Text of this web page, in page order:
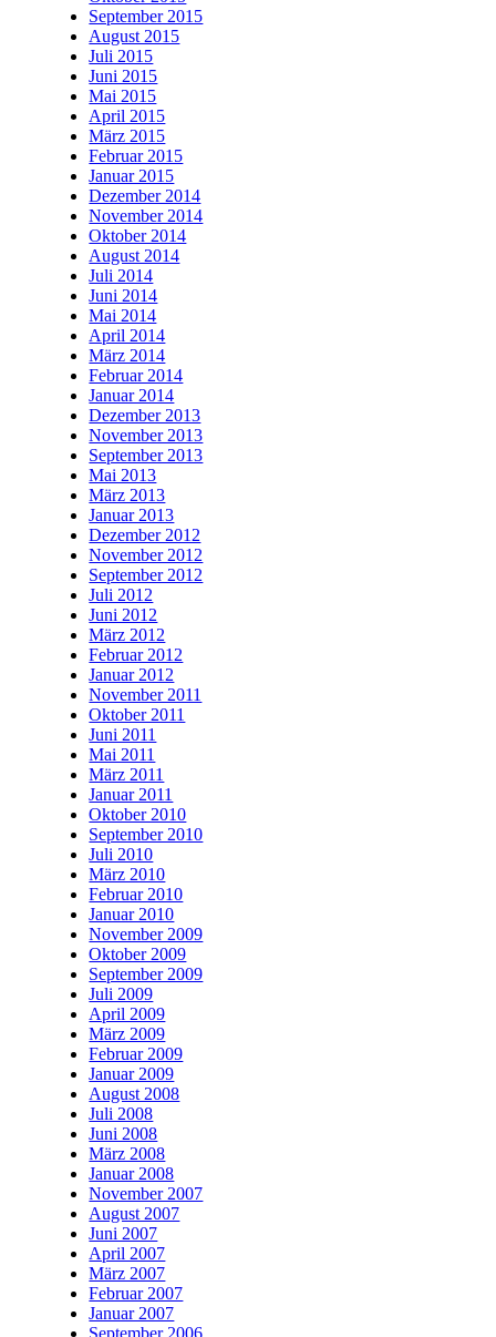
September 2015
August 2015
Juli 2015
Juni 2015
Mai 2015
April 2015
März 2015
Februar 2015
Januar 2015
Dezember 2014
November 2014
Oktober 2014
August 2014
Juli 2014
Juni 2014
Mai 2014
April 2014
März 2014
Februar 2014
Januar 2014
Dezember 2013
November 2013
September 2013
Mai 2013
März 2013
Januar 2013
Dezember 2012
November 2012
September 2012
Juli 2012
Juni 2012
März 2012
Februar 2012
Januar 2012
November 2011
Oktober 2011
Juni 2011
Mai 2011
März 2011
Januar 2011
Oktober 2010
September 2010
Juli 2010
März 2010
Februar 2010
Januar 2010
November 2009
Oktober 2009
September 2009
Juli 2009
April 2009
März 2009
Februar 2009
Januar 2009
August 2008
Juli 2008
Juni 2008
März 2008
Januar 2008
November 2007
August 2007
Juni 2007
April 2007
März 2007
Februar 2007
Januar 2007